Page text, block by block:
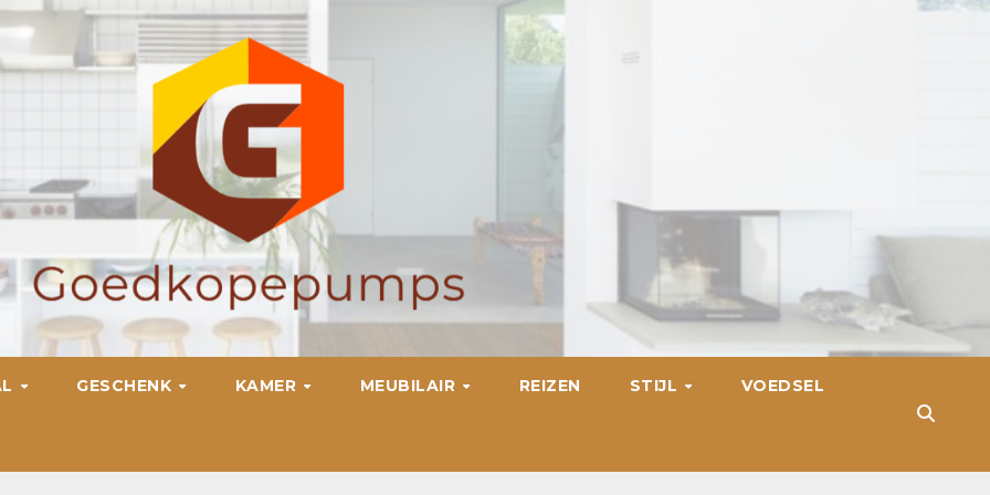
GESCHENK KAMER MEUBILAIR REIZEN STIJL VOEDSEL